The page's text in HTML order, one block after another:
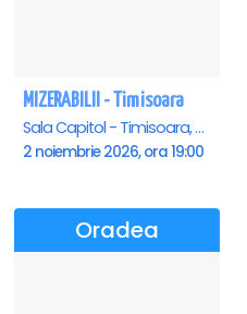
MIZERABILII - Timisoara
Sala Capitol - Timisoara, Timisoara
2 noiembrie 2026, ora 19:00
Oradea